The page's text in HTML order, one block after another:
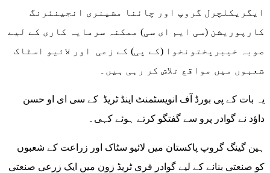
ایگریکلچرل گروپ اور چائنا مشینری انجینئرنگ
کارپوریشن (سی ایم ای سی) ممکنہ سرمایہ کاری کے لیے
صوبہ خیبرپختونخوا (کے پی) کے زعی اور لائیو اسٹاک
شعبوں میں مواقع تلاش کر رہی ہیں۔
یہ بات کے پی بورڈ آف انویسٹمنٹ اینڈ ٹریڈ کے سی ای او حسن
داؤد نے گوادر پرو سے گفتگو کرتے ہوئے کہی۔
ہین گینگ گروپ پاکستان میں لائیو سٹاک اور زراعت کے شعبوں
کو صنعتی بنانے کے لیے گوادر فری ٹریڈ زون میں ایک زرعی صنعتی